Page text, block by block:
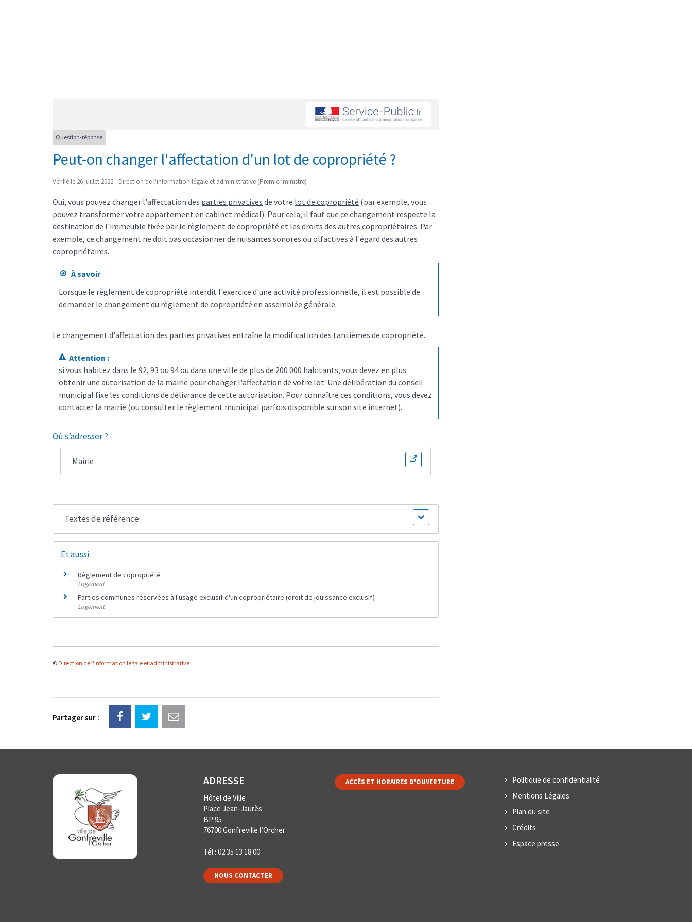
Question-réponse
Peut-on changer l'affectation d'un lot de copropriété ?
Vérifié le 26 juillet 2022 - Direction de l'information légale et administrative (Premier ministre)
Oui, vous pouvez changer l'affectation des parties privatives de votre lot de copropriété (par exemple, vous
pouvez transformer votre appartement en cabinet médical). Pour cela, il faut que ce changement respecte la
destination de l'immeuble fixée par le règlement de copropriété et les droits des autres copropriétaires. Par
exemple, ce changement ne doit pas occasionner de nuisances sonores ou olfactives à l'égard des autres
copropriétaires.
À savoir
Lorsque le règlement de copropriété interdit l'exercice d'une activité professionnelle, il est possible de
demander le changement du règlement de copropriété en assemblée générale.
Le changement d'affectation des parties privatives entraîne la modification des tantièmes de copropriété.
Attention :
si vous habitez dans le 92, 93 ou 94 ou dans une ville de plus de 200 000 habitants, vous devez en plus
obtenir une autorisation de la mairie pour changer l'affectation de votre lot. Une délibération du conseil
municipal fixe les conditions de délivrance de cette autorisation. Pour connaître ces conditions, vous devez
contacter la mairie (ou consulter le règlement municipal parfois disponible sur son site internet).
Où s’adresser ?
Mairie
Textes de référence
Et aussi
Règlement de copropriété
Logement
Parties communes réservées à l'usage exclusif d'un copropriétaire (droit de jouissance exclusif)
Logement
© Direction de l'information légale et administrative
Partager sur :
ADRESSE
Hôtel de Ville
Place Jean-Jaurès
BP 95
76700 Gonfreville l’Orcher
Tél : 02 35 13 18 00
NOUS CONTACTER
ACCÈS ET HORAIRES D'OUVERTURE
Politique de confidentialité
Mentions Légales
Plan du site
Crédits
Espace presse